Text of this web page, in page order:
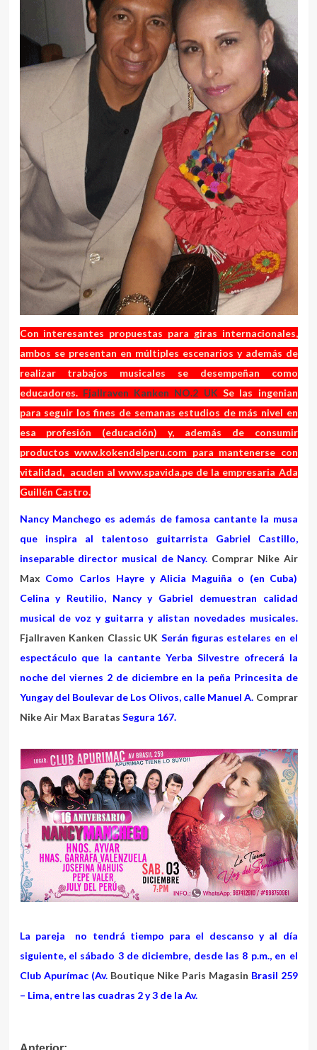
Con interesantes propuestas para giras internacionales,
ambos se presentan en múltiples escenarios y además de
realizar trabajos musicales se desempeñan como
educadores. Fjallraven Kanken NO.2 UK Se las ingenian
para seguir los fines de semanas estudios de más nivel en
esa profesión (educación) y, además de consumir
productos www.kokendelperu.com para mantenerse con
vitalidad, acuden al www.spavida.pe de la empresaria Ada
Guillén Castro.
Nancy Manchego es además de famosa cantante la musa
que inspira al talentoso guitarrista Gabriel Castillo,
inseparable director musical de Nancy. Comprar Nike Air
Max Como Carlos Hayre y Alicia Maguiña o (en Cuba)
Celina y Reutilio, Nancy y Gabriel demuestran calidad
musical de voz y guitarra y alistan novedades musicales.
Fjallraven Kanken Classic UK Serán figuras estelares en el
espectáculo que la cantante Yerba Silvestre ofrecerá la
noche del viernes 2 de diciembre en la peña Princesita de
Yungay del Boulevar de Los Olivos, calle Manuel A. Comprar
Nike Air Max Baratas Segura 167.
La pareja no tendrá tiempo para el descanso y al día
siguiente, el sábado 3 de diciembre, desde las 8 p.m., en el
Club Apurímac (Av. Boutique Nike Paris Magasin Brasil 259
– Lima, entre las cuadras 2 y 3 de la Av.